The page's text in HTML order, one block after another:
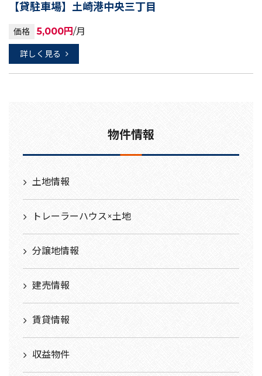
【貸駐車場】土崎港中央三丁目
価格 5,000円/月
詳しく見る
物件情報
土地情報
トレーラーハウス×土地
分譲地情報
建売情報
賃貸情報
収益物件